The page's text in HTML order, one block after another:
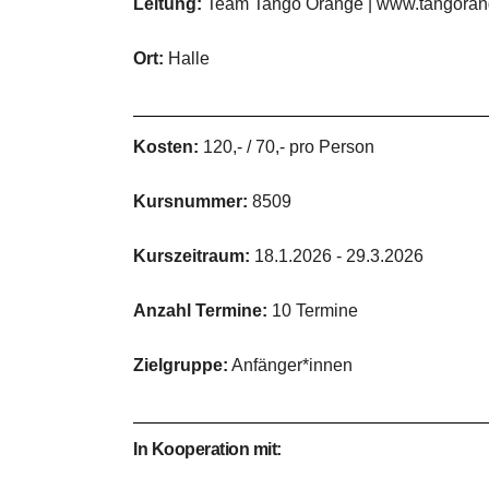
Leitung: Team Tango Orange |
Ort: Halle
Kosten: 120,- / 70,- pro Person
Kursnummer: 8509
Kurszeitraum: 18.1.2026 - 29.3.2026
Anzahl Termine: 10 Termine
Zielgruppe: Anfänger*innen
In Kooperation mit: